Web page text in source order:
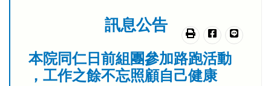
訊息公告
本院同仁日前組團參加路跑活動
，工作之餘不忘照顧自己健康
友善列印分享至臉書
分享至